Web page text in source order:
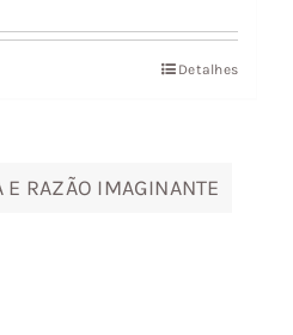
Detalhes
E RAZÃO IMAGINANTE